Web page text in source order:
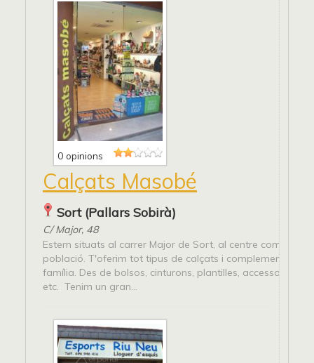
0 opinions
Calçats Masobé
Sort (Pallars Sobirà)
C/ Major, 48
Estem situats al carrer Major de Sort, al centre comercial
població. T'oferim tot tipus de calçats i complements per
família. Des de bolsos, cinturons, plantilles, accessoris pel
etc. Tenim un gran...